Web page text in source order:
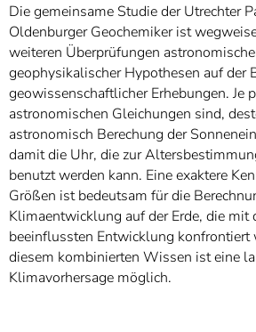
Die gemeinsame Studie der Utrechter
Oldenburger Geochemiker ist
weiteren Überprüfungen
geophysikalischer Hypothesen auf der
geowissenschaftlicher Erhebungen. Je
astronomischen Gleichungen sind,
astronomisch Berechung der
damit die Uhr, die zur
benutzt werden kann. Eine exaktere
Größen ist bedeutsam für die
Klimaentwicklung auf der Erde, die mit
beeinflussten Entwicklung konfrontiert
diesem kombinierten Wissen ist eine
Klimavorhersage möglich.